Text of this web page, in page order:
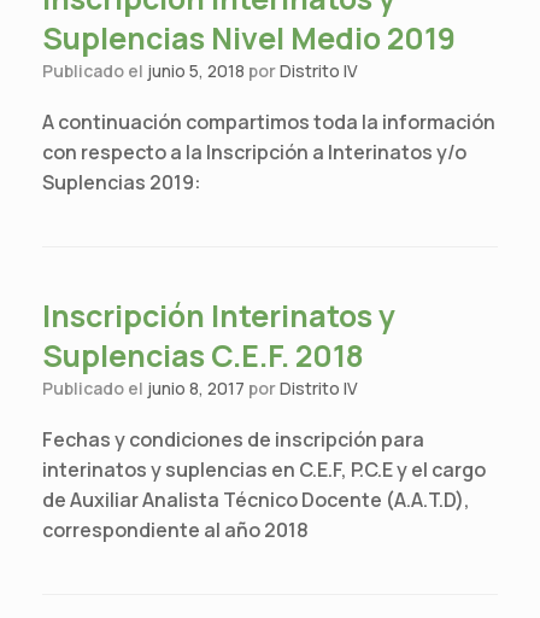
Suplencias Nivel Medio 2019
Publicado el junio 5, 2018 porDistrito IV
A continuación compartimos toda la información
con respecto a la Inscripción a Interinatos y/o
Suplencias 2019:
Inscripción Interinatos y
Suplencias C.E.F. 2018
Publicado el junio 8, 2017 porDistrito IV
Fechas y condiciones de inscripción para
interinatos y suplencias en C.E.F, P.C.E y el cargo
de Auxiliar Analista Técnico Docente (A.A.T.D),
correspondiente al año 2018